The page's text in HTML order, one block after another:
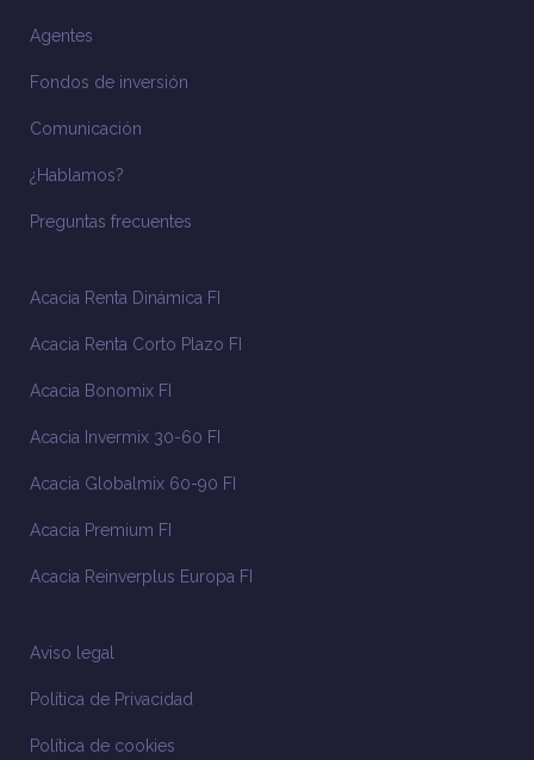
Agentes
Fondos de inversión
Comunicación
¿Hablamos?
Preguntas frecuentes
Acacia Renta Dinámica FI
Acacia Renta Corto Plazo FI
Acacia Bonomix FI
Acacia Invermix 30-60 FI
Acacia Globalmix 60-90 FI
Acacia Premium FI
Acacia Reinverplus Europa FI
Aviso legal
Política de Privacidad
Política de cookies